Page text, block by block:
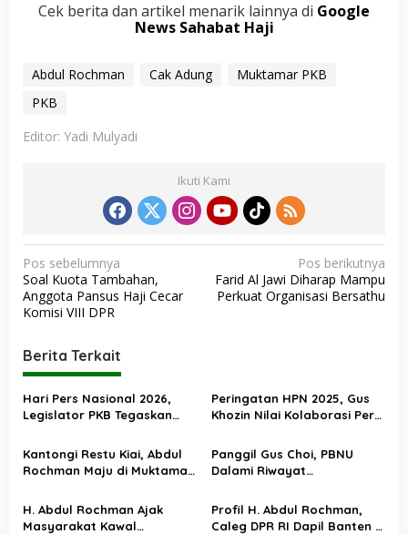
Cek berita dan artikel menarik lainnya di Google
News Sahabat Haji
Abdul Rochman Cak Adung
Muktamar PKB
PKB
Editor: Yadi Mulyadi
Ikuti Kami
N
a
v
g
a
s
p
s
Pos sebelumnya
Soal Kuota Tambahan,
Anggota Pansus Haji Cecar
Komisi VIII DPR
Pos berikutnya
Farid Al Jawi Diharap Mampu
Perkuat Organisasi Bersathu
Berita Terkait
Hari Pers Nasional 2026,
Legislator PKB Tegaskan
Peringatan HPN 2025, Gus
Khozin Nilai Kolaborasi Pers
Isu Publik
Kantongi Restu Kiai, Abdul
Rochman Maju di Muktamar
Panggil Gus Choi, PBNU
Dalami Riwayat
Gus Dur
H. Abdul Rochman Ajak
Masyarakat Kawal
Profil H. Abdul Rochman,
Caleg DPR RI Dapil Banten I